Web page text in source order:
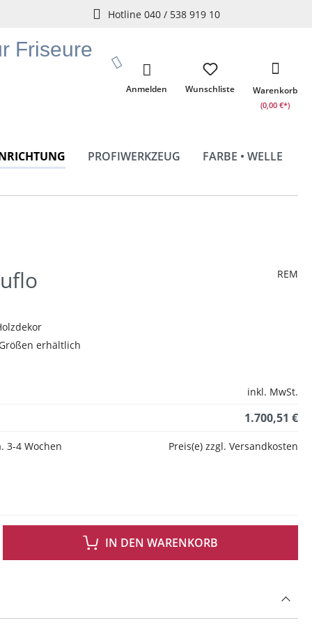
Hotline 040 / 538 919 10
Friseure
Wunschliste
Anmelden Warenkorb
(0,00 €*)
PROFIWERKZEUG FARBE • WELLE
REM
erhältlich
inkl. MwSt.
1.700,51 €
3-4 Wochen Preis(e) zzgl. Versandkosten
IN DEN WARENKORB